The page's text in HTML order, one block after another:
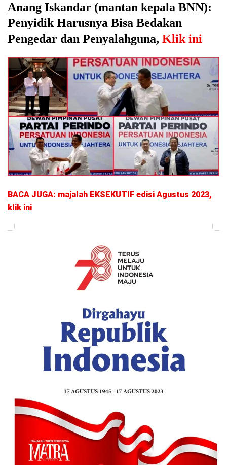
Anang Iskandar (mantan kepala BNN):
Penyidik Harusnya Bisa Bedakan
Pengedar dan Penyalahguna, Klik ini
BACA JUGA: majalah EKSEKUTIF edisi Agustus 2023,
klik ini